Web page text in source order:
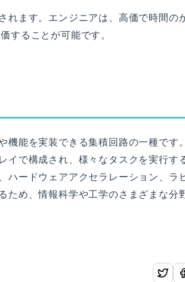
れます。エンジニアは、高価で時間の
することが可能です。
能を実装できる集積回路の一種です。
で構成され、様々なタスクを実行す
ハードウェアアクセラレーション、ラ
ため、情報科学や工学のさまざまな分